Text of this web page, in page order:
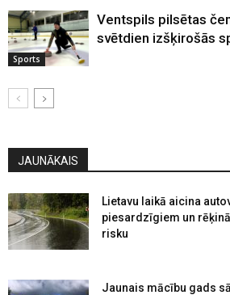
Sports
Ventspils pilsētas
svētdien izšķirošās
JAUNĀKAIS
Lietavu laikā aicina
piesardzīgiem un
risku
Jaunais mācību gads